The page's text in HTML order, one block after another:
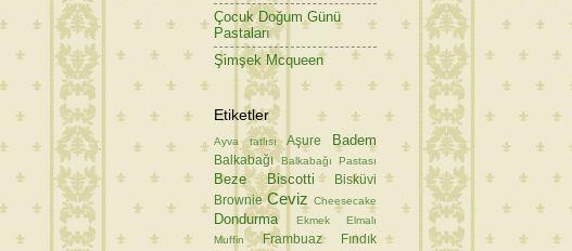
Çocuk Doğum Günü
Pastaları
Şimşek Mcqueen
Etiketler
Ayva tatlısı Aşure Badem
Balkabağı Balkabağı Pastası
Beze Biscotti
Bisküvi
Brownie Ceviz Cheesecake
Dondurma Ekmek
Elmalı
Muffin
Frambuaz Fındık